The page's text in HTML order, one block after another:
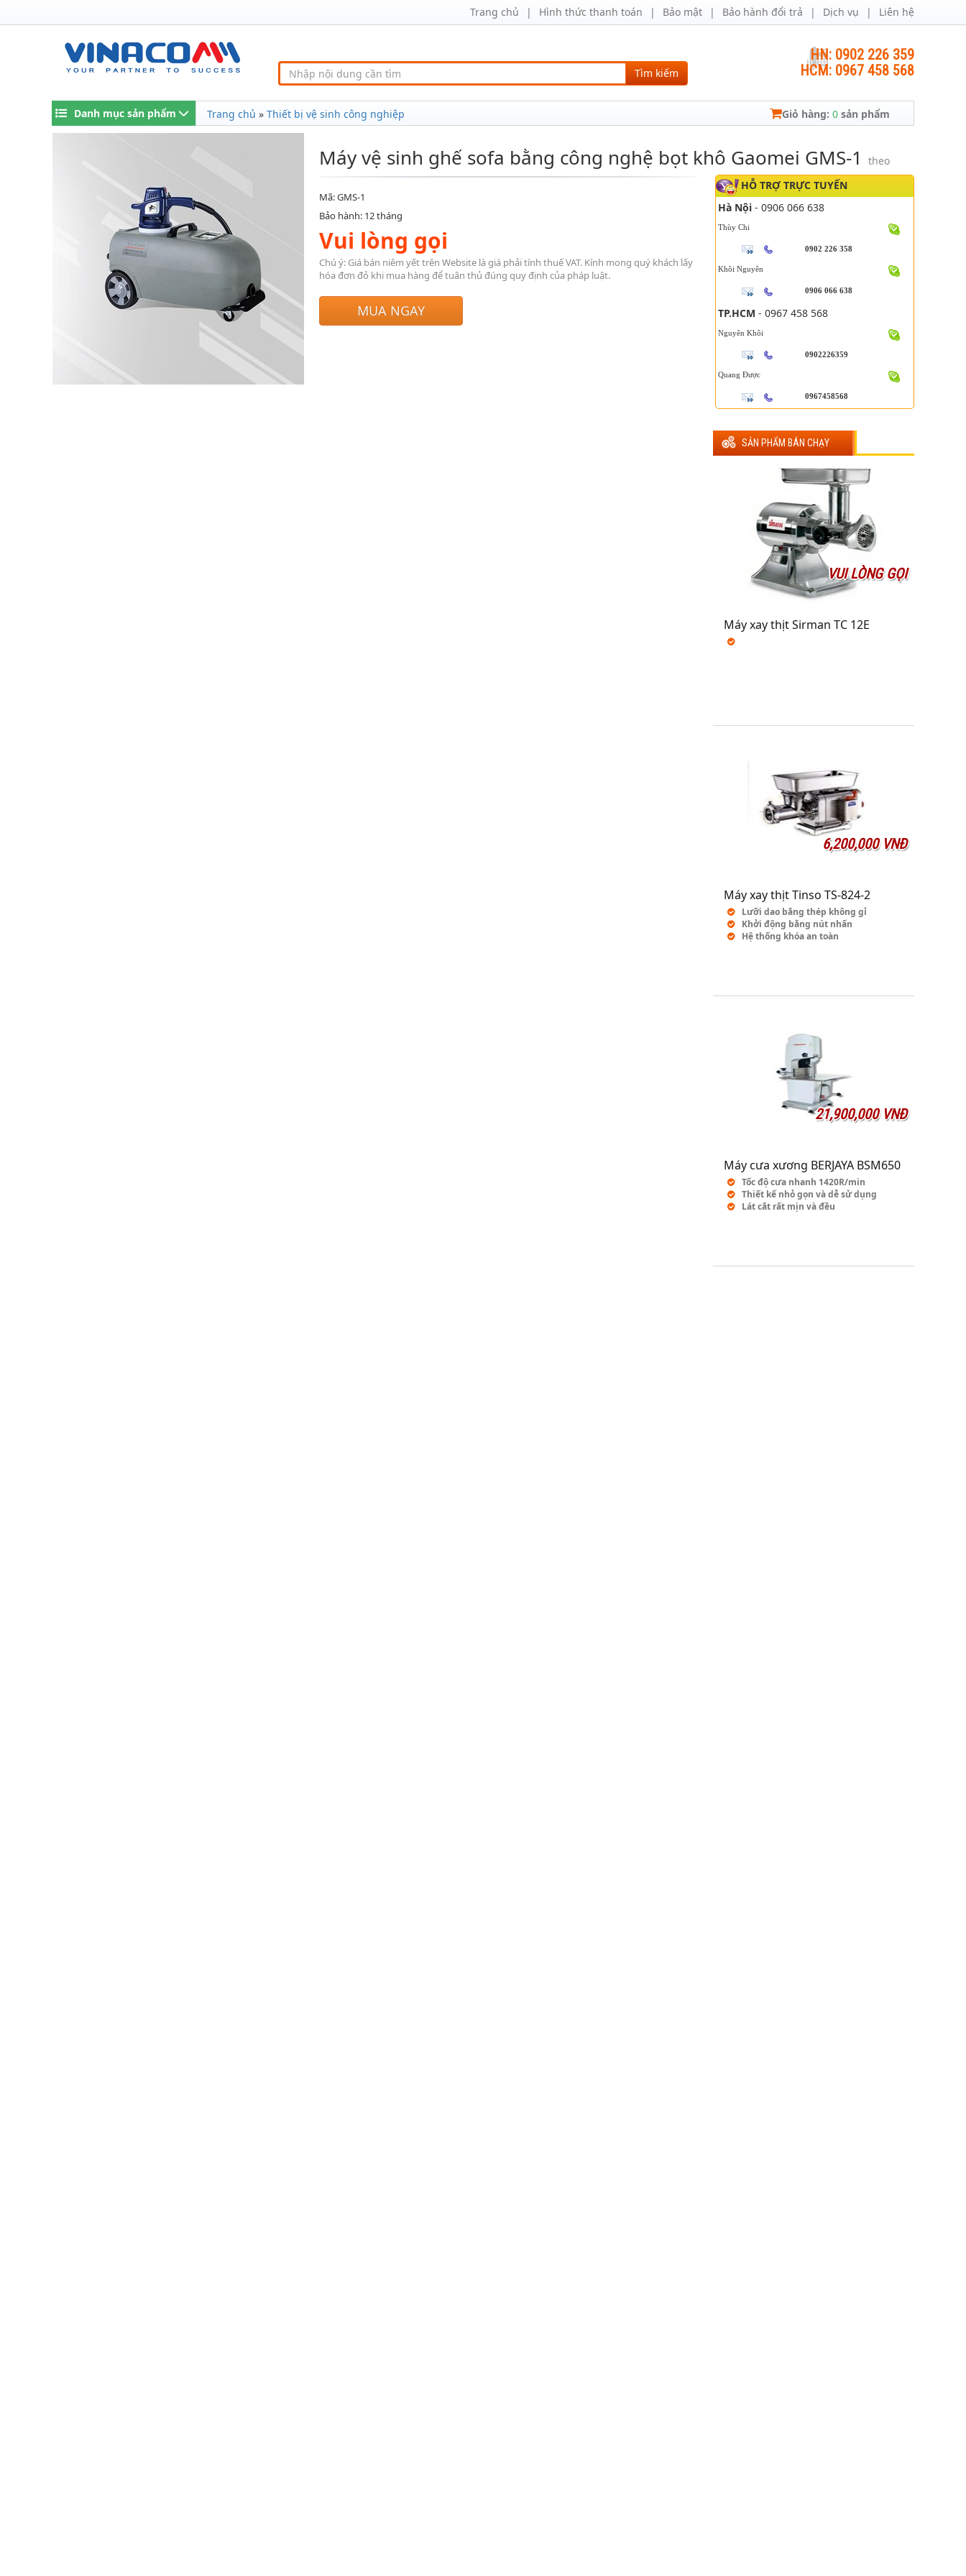
Trang chủ Hình thức thanh toán Bảo mật Bảo hành đổi trả Dịch vụ Liên hệ
Tìm kiếm
HN: 0902 226 359
HCM: 0967 458 568
Danh mục sản phẩm Trang chủ » Thiết bị vệ sinh công nghiệp Giỏ hàng: 0 sản phẩm
Máy vệ sinh ghế sofa bằng công nghệ bọt khô Gaomei GMS-1
theo
HỖ TRỢ TRỰC TUYẾN
Hà Nội - 0906 066 638
Thùy Chi
0902 226 358
Khôi Nguyên
0906 066 638
TP.HCM - 0967 458 568
Nguyên Khôi
0902226359
Quang Được
0967458568
Mã: GMS-1
Bảo hành: 12 tháng
Vui lòng gọi
Chú ý: Giá bán niêm yết trên Website là giá phải tính thuế VAT. Kính mong quý khách lấy
hóa đơn đỏ khi mua hàng để tuân thủ đúng quy định của pháp luật.
MUA NGAY
SẢN PHẨM BÁN CHẠY
VUI LÒNG GỌI
Máy xay thịt Sirman TC 12E
6,200,000 VNĐ
Máy xay thịt Tinso TS-824-2
Lưỡi dao bằng thép không gỉ
Khởi động bằng nút nhấn
Hệ thống khóa an toàn
21,900,000 VNĐ
Máy cưa xương BERJAYA BSM650
Tốc độ cưa nhanh 1420R/min
Thiết kế nhỏ gọn và dễ sử dụng
Lát cắt rất mịn và đều